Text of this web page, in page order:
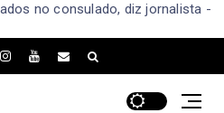
no consulado, diz jornalista -